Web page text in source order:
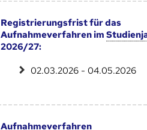
Registrierungsfrist für das
Aufnahmeverfahren im
2026/27:
02.03.2026 - 04.05.2026
Aufnahmeverfahren